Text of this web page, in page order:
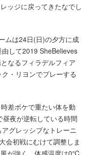
ッジに戻ってきたなでし
ムは24日(日)の夕方に成
して2019 SheBelieves
なるフィラデルフィア
・リヨンでプレーする
差ボケで重たい体を動
夜が逆転している時間
グレッシブなトレーニ
会初戦にむけて調整しま
が強く、体感温度は0℃